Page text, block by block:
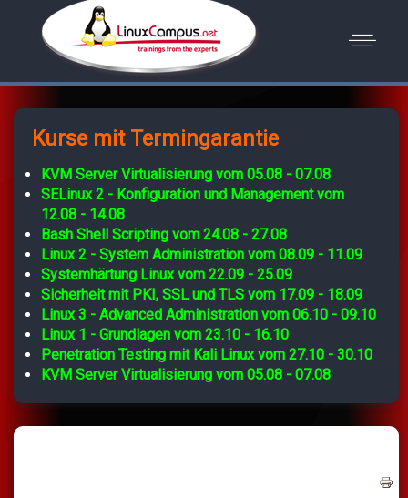
Kurse mit Termingarantie
KVM Server Virtualisierung vom 05.08 - 07.08
SELinux 2 - Konfiguration und Management vom
12.08 - 14.08
Bash Shell Scripting vom 24.08 - 27.08
Linux 2 - System Administration vom 08.09 - 11.09
Systemhärtung Linux vom 22.09 - 25.09
Sicherheit mit PKI, SSL und TLS vom 17.09 - 18.09
Linux 3 - Advanced Administration vom 06.10 - 09.10
Linux 1 - Grundlagen vom 23.10 - 16.10
Penetration Testing mit Kali Linux vom 27.10 - 30.10
KVM Server Virtualisierung vom 05.08 - 07.08